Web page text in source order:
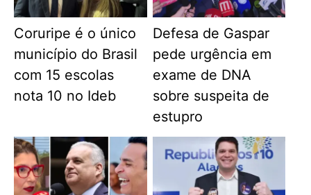
Coruripe é o único
município do Brasil
com 15 escolas
nota 10 no Ideb
Defesa de Gaspar
pede urgência em
exame de DNA
sobre suspeita de
estupro